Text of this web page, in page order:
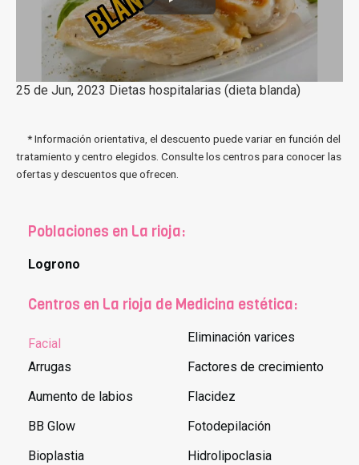
25 de Jun, 2023 Dietas hospitalarias (dieta blanda)
* Información orientativa, el descuento puede variar en función del
tratamiento y centro elegidos. Consulte los centros para conocer las
ofertas y descuentos que ofrecen.
Poblaciones en La rioja:
Logrono
Centros en La rioja de Medicina estética:
Facial
Arrugas
Aumento de labios
BB Glow
Bioplastia
Eliminación varices
Factores de crecimiento
Flacidez
Fotodepilación
Hidrolipoclasia